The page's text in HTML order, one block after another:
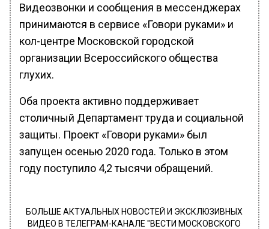
Видеозвонки и сообщения в мессенджерах
принимаются в сервисе «Говори руками» и
кол-центре Московской городской
организации Всероссийского общества
глухих.
Оба проекта активно поддерживает
столичный Департамент труда и социальной
защиты. Проект «Говори руками» был
запущен осенью 2020 года. Только в этом
году поступило 4,2 тысячи обращений.
БОЛЬШЕ АКТУАЛЬНЫХ НОВОСТЕЙ И ЭКСКЛЮЗИВНЫХ
ВИДЕО В ТЕЛЕГРАМ-КАНАЛЕ "ВЕСТИ МОСКОВСКОГО